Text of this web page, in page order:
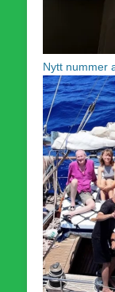
Nytt nummer